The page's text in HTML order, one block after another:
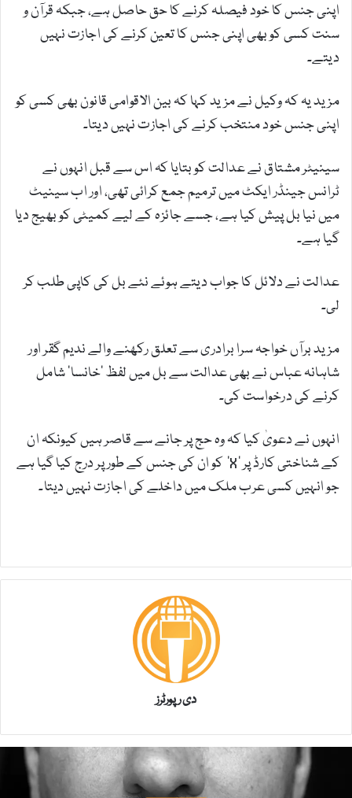
اپنی جنس کا خود فیصلہ کرنے کا حق حاصل ہے، جبکہ قرآن و
سنت کسی کو بھی اپنی جنس کا تعین کرنے کی اجازت نہیں
دیتے۔
مزید یہ کہ وکیل نے مزید کہا کہ بین الاقوامی قانون بھی کسی کو
اپنی جنس خود منتخب کرنے کی اجازت نہیں دیتا۔
سینیٹر مشتاق نے عدالت کو بتایا کہ اس سے قبل انہوں نے
ٹرانس جینڈر ایکٹ میں ترمیم جمع کرائی تھی، اور اب سینیٹ
میں نیا بل پیش کیا ہے، جسے جائزہ کے لیے کمیٹی کو بھیج دیا
گیا ہے۔
عدالت نے دلائل کا جواب دیتے ہوئے نئے بل کی کاپی طلب کر
لی۔
مزید برآں خواجہ سرا برادری سے تعلق رکھنے والے ندیم گقر اور
شاہانہ عباس نے بھی عدالت سے بل میں لفظ ’خانسا‘ شامل
کرنے کی درخواست کی۔
انہوں نے دعویٰ کیا کہ وہ حج پر جانے سے قاصر ہیں کیونکہ ان
کے شناختی کارڈ پر ‘X’ کو ان کی جنس کے طور پر درج کیا گیا ہے
جو انہیں کسی عرب ملک میں داخلے کی اجازت نہیں دیتا۔
دی رپورٹرز